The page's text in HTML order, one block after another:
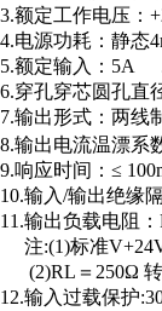
3.额定工作电压：
4.电源功耗：静态
5.额定输入：5A
6.穿孔穿芯圆孔直
7.输出形式：两线
8.输出电流温漂系
9.响应时间：≤
10.输入/输出绝缘
11.输出负载电阻
注:(1)标准
(2)RL＝250Ω 转
12.输入过载保护